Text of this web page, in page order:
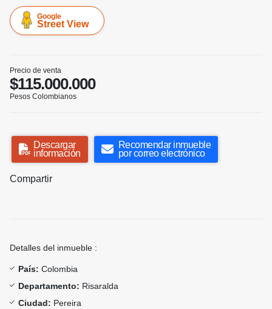
Google
Street View
Precio de venta
$115.000.000
Pesos Colombianos
Descargar
información
Recomendar inmueble
por correo electrónico
Compartir
Detalles del inmueble :
País: Colombia
Departamento: Risaralda
Ciudad: Pereira